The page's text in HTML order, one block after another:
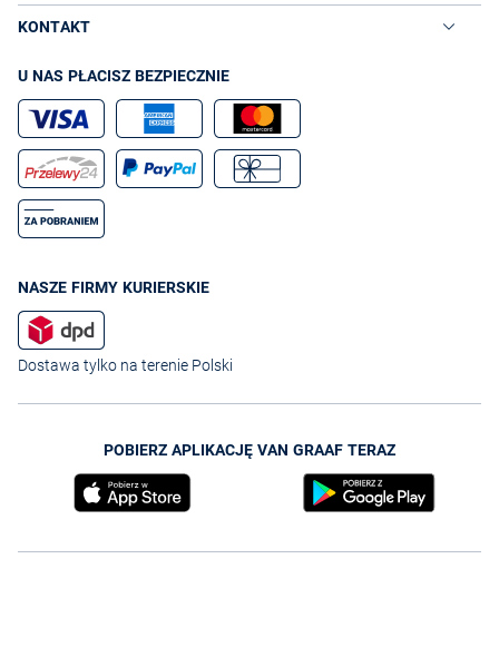
KONTAKT
U NAS PŁACISZ BEZPIECZNIE
NASZE FIRMY KURIERSKIE
Dostawa tylko na terenie Polski
POBIERZ APLIKACJĘ VAN GRAAF TERAZ